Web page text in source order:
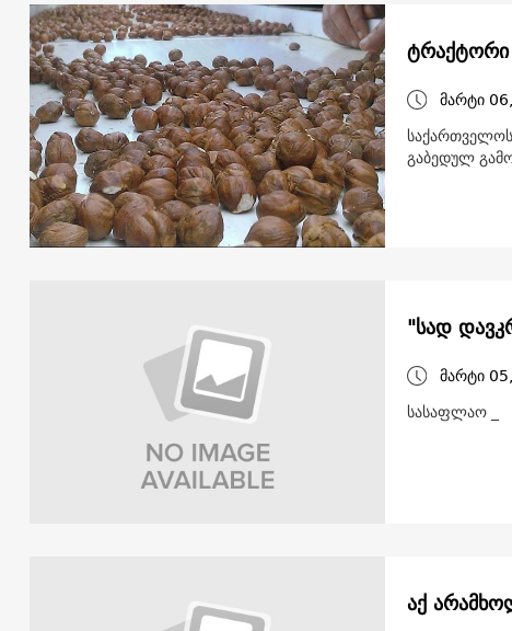
ტრაქტორი
მარტი
გაბედულ
"სად
მარტი
სასაფლაო _
აქ